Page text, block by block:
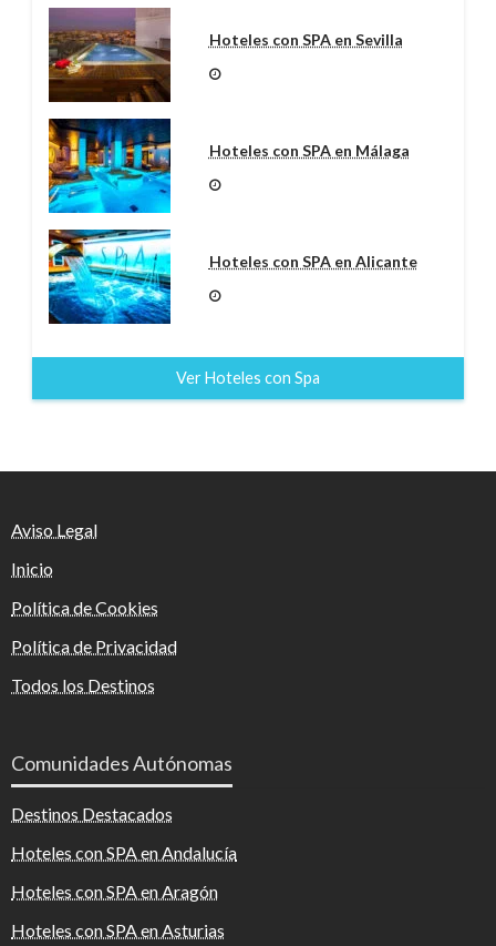
Hoteles con SPA en Sevilla
Hoteles con SPA en Málaga
Hoteles con SPA en Alicante
Ver Hoteles con Spa
Aviso Legal
Inicio
Política de Cookies
Política de Privacidad
Todos los Destinos
Comunidades Autónomas
Destinos Destacados
Hoteles con SPA en Andalucía
Hoteles con SPA en Aragón
Hoteles con SPA en Asturias